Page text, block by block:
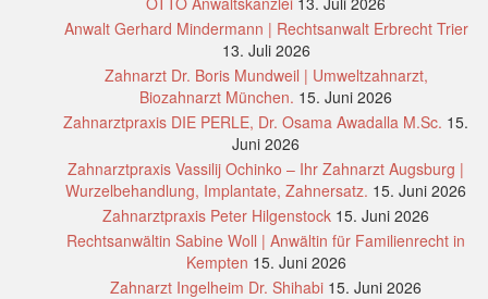
Anwalt Gerhard Mindermann | Rechtsanwalt Erbrecht Trier
13. Juli 2026
Zahnarzt Dr. Boris Mundweil | Umweltzahnarzt,
Biozahnarzt München. 15. Juni 2026
Zahnarztpraxis DIE PERLE, Dr. Osama Awadalla M.Sc. 15.
Juni 2026
Zahnarztpraxis Vassilij Ochinko – Ihr Zahnarzt Augsburg |
Wurzelbehandlung, Implantate, Zahnersatz. 15. Juni 2026
Zahnarztpraxis Peter Hilgenstock 15. Juni 2026
Rechtsanwältin Sabine Woll | Anwältin für Familienrecht in
Kempten 15. Juni 2026
Zahnarzt Ingelheim Dr. Shihabi 15. Juni 2026